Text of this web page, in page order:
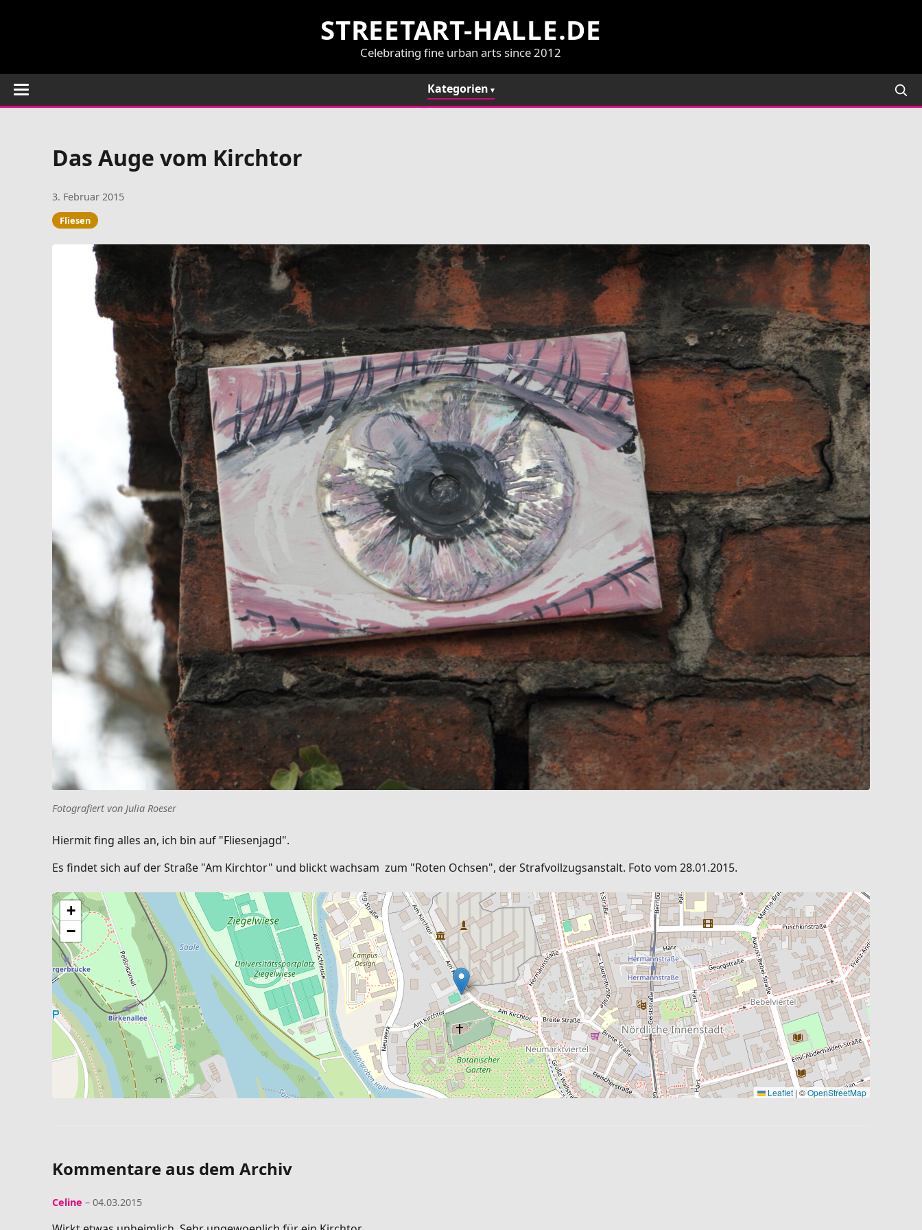
STREETART-HALLE.DE
Celebrating fine urban arts since 2012
Kategorien
Das Auge vom Kirchtor
3. Februar 2015
Fliesen
Fotografiert von Julia Roeser
Hiermit fing alles an, ich bin auf "Fliesenjagd".
Es findet sich auf der Straße "Am Kirchtor" und blickt wachsam zum "Roten Ochsen", der Strafvollzugsanstalt. Foto vom 28.01.2015.
+
−
Leaflet | ©OpenStreetMap
Kommentare aus dem Archiv
Celine – 04.03.2015